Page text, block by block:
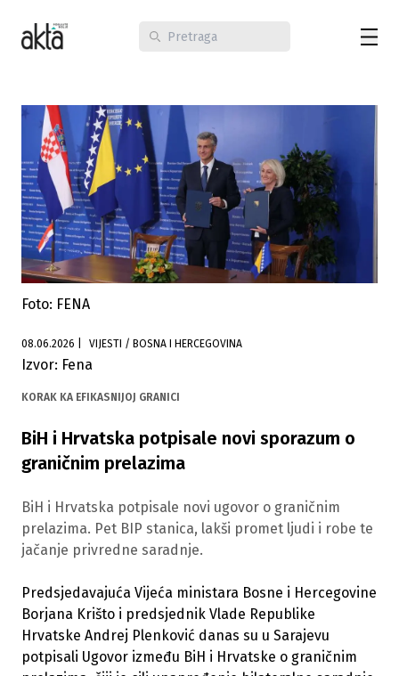
Foto: FENA
08.06.2026 VIJESTI / BOSNA I HERCEGOVINA
Izvor: Fena
KORAK KA EFIKASNIJOJ GRANICI
BiH i Hrvatska potpisale novi sporazum o
graničnim prelazima
BiH i Hrvatska potpisale novi ugovor o graničnim
prelazima. Pet BIP stanica, lakši promet ljudi i robe te
jačanje privredne saradnje.
Predsjedavajuća Vijeća ministara Bosne i Hercegovine
Borjana Krišto i predsjednik Vlade Republike
Hrvatske Andrej Plenković danas su u Sarajevu
potpisali Ugovor između BiH i Hrvatske o graničnim